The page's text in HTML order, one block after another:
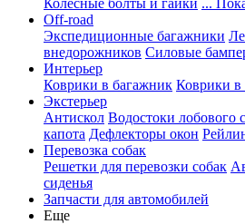
Колесные болты и гайки ...
Off-road
Экспедиционные багажники
внедорожников Силовые
Интерьер
Коврики в багажник Коврики в
Экстерьер
Антискол Водостоки лобового
капота Дефлекторы окон
Перевозка собак
Решетки для перевозки собак
сиденья
Запчасти для автомобилей
Еще